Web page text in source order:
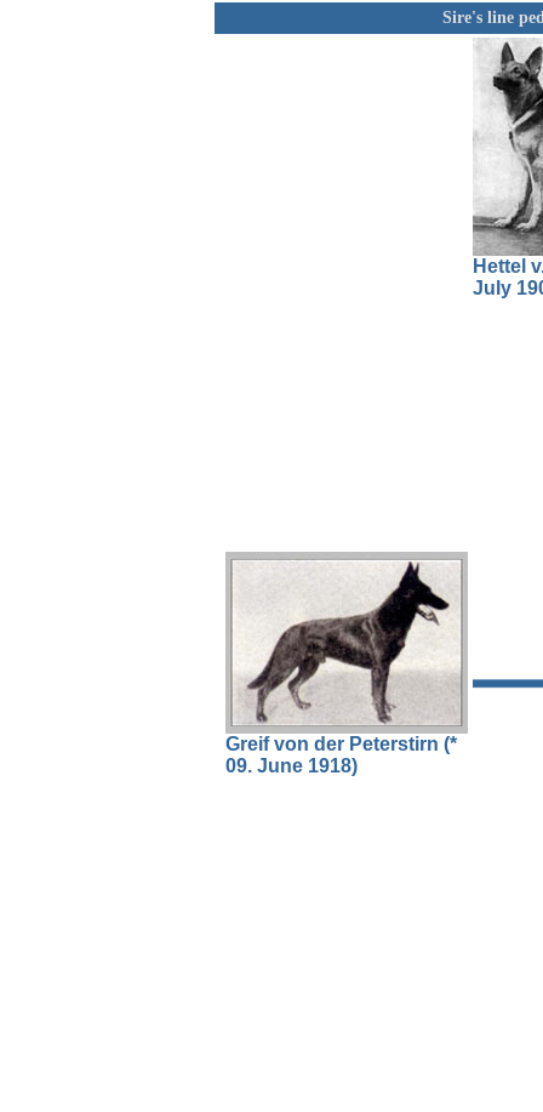
Sire's line
Hettel
July
Greif von der Peterstirn (*
09. June 1918)